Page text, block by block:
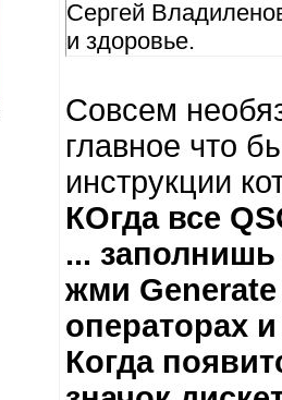
Сергей
и здоровье.
Совсем
главное что
инструкции
КОгда все
...
жми
операторах
Когда